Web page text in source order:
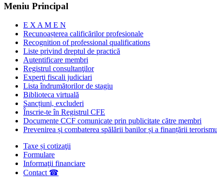
Meniu Principal
E X A M E N
Recunoașterea calificărilor profesionale
Recognition of professional qualifications
Liste privind dreptul de practică
Autentificare membri
Registrul consultanţilor
Experţi fiscali judiciari
Lista îndrumătorilor de stagiu
Biblioteca virtuală
Sancțiuni, excluderi
Înscrie-te în Registrul CFE
Documente CCF comunicate prin publicitate către membri
Prevenirea și combaterea spălării banilor și a finanțării
Taxe și cotizaţii
Formulare
Informaţii financiare
Contact ☎